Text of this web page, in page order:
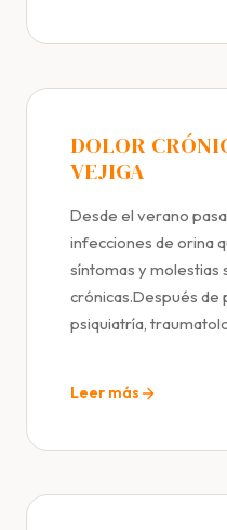
DOLOR
VEJIGA
Desde el verano
infecciones de orina
síntomas y molestias
crónicas.Después de
psiquiatría,
Leer más